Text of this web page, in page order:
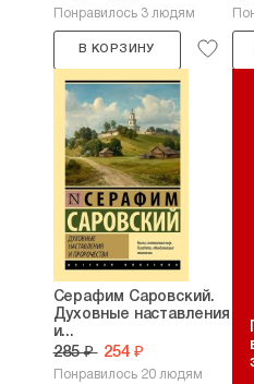
Понравилось 3 людям
В КОРЗИНУ
Серафим Саровский.
Духовные наставления
и...
285 ₽ 254 ₽
Понравилось 20 людям